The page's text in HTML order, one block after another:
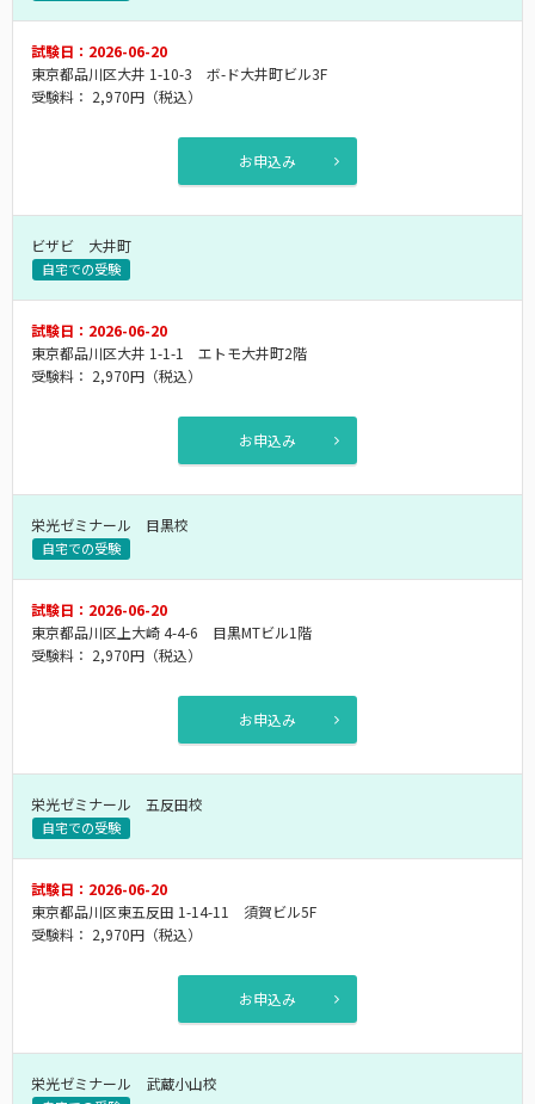
試験日：2026-06-20
東京都品川区大井 1-10-3 ボ-ド大井町ビル3F
受験料： 2,970円 （税込）
お申込み
ビザビ 大井町
自宅での受験
試験日：2026-06-20
東京都品川区大井 1-1-1 エトモ大井町2階
受験料： 2,970円 （税込）
お申込み
栄光ゼミナール 目黒校
自宅での受験
試験日：2026-06-20
東京都品川区上大崎 4-4-6 目黒MTビル1階
受験料： 2,970円 （税込）
お申込み
栄光ゼミナール 五反田校
自宅での受験
試験日：2026-06-20
東京都品川区東五反田 1-14-11 須賀ビル5F
受験料： 2,970円 （税込）
お申込み
栄光ゼミナール 武蔵小山校